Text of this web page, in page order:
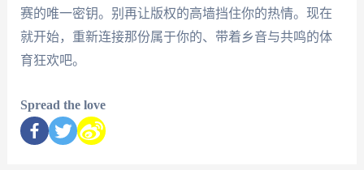
赛的唯一密钥。别再让版权的高墙挡住你的热情。现在
就开始，重新连接那份属于你的、带着乡音与共鸣的体
育狂欢吧。
Spread the love